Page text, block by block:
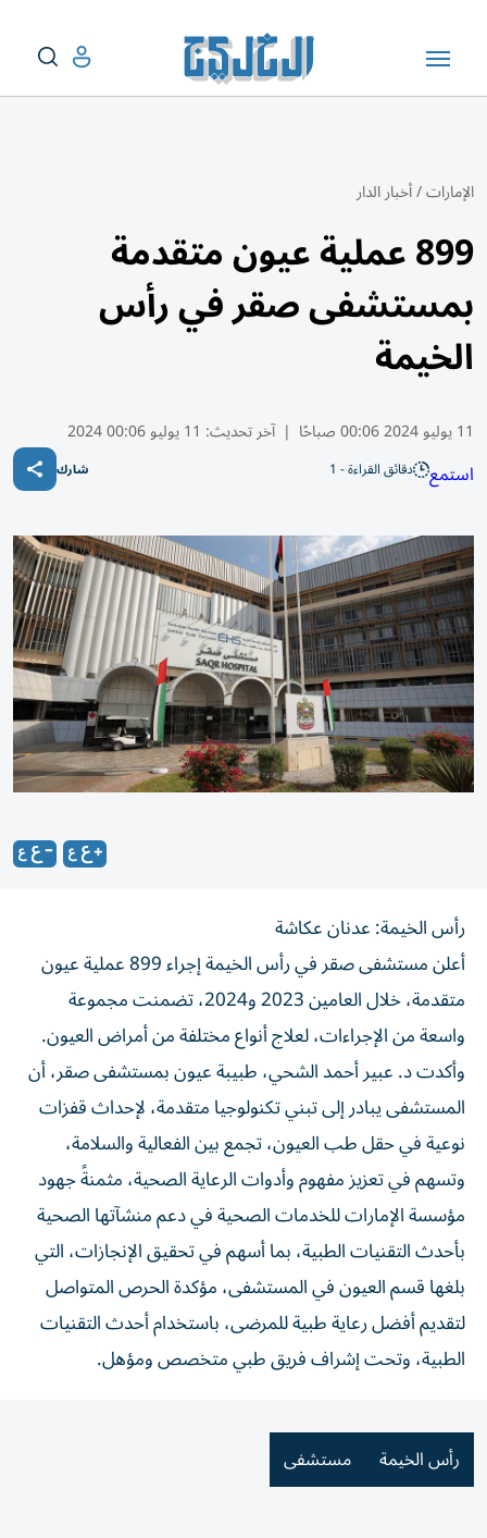
الإمارات/أخبار الدار
899 عملية عيون متقدمة
بمستشفى صقر في رأس
الخيمة
11 يوليو 2024 00:06 صباحًا | آخر تحديث: 11 يوليو 00:06 2024
استمع دقائق القراءة - 1 شارك
رأس الخيمة: عدنان عكاشة
أعلن مستشفى صقر في رأس الخيمة إجراء 899 عملية عيون
متقدمة، خلال العامين 2023 و2024، تضمنت مجموعة
واسعة من الإجراءات، لعلاج أنواع مختلفة من أمراض العيون.
وأكدت د. عبير أحمد الشحي، طبيبة عيون بمستشفى صقر، أن
المستشفى يبادر إلى تبني تكنولوجيا متقدمة، لإحداث قفزات
نوعية في حقل طب العيون، تجمع بين الفعالية والسلامة،
وتسهم في تعزيز مفهوم وأدوات الرعاية الصحية، مثمنةً جهود
مؤسسة الإمارات للخدمات الصحية في دعم منشآتها الصحية
بأحدث التقنيات الطبية، بما أسهم في تحقيق الإنجازات، التي
بلغها قسم العيون في المستشفى، مؤكدة الحرص المتواصل
لتقديم أفضل رعاية طبية للمرضى، باستخدام أحدث التقنيات
الطبية، وتحت إشراف فريق طبي متخصص ومؤهل.
رأس الخيمة مستشفى